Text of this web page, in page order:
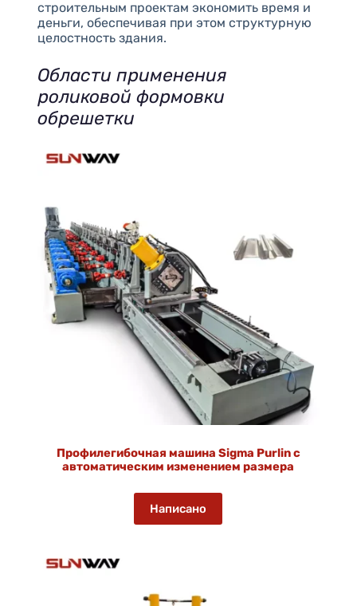
строительным проектам экономить время и
деньги, обеспечивая при этом структурную
целостность здания.
Области применения
роликовой формовки
обрешетки
Профилегибочная машина Sigma Purlin с
автоматическим изменением размера
Написано